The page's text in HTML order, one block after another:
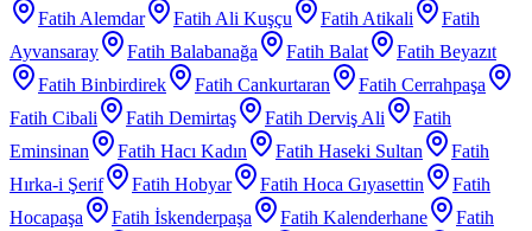
Fatih Alemdar
Fatih Ali Kuşçu Fatih Atikali
Fatih
Ayvansaray
Fatih Balabanağa Fatih Balat
Fatih Beyazıt
Fatih Binbirdirek
Fatih Cankurtaran
Fatih Cerrahpaşa
Fatih Cibali
Fatih Demirtaş Fatih Derviş Ali
Fatih
Eminsinan
Fatih Hacı Kadın Fatih Haseki Sultan
Fatih
Hırka-i Şerif
Fatih Hobyar Fatih Hoca Gıyasettin
Fatih
Hocapaşa
Fatih İskenderpaşa Fatih Kalenderhane Fatih